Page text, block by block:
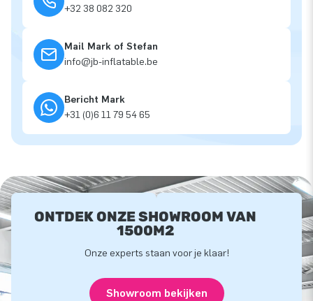
+32 38 082 320
Mail Mark of Stefan
info@jb-inflatable.be
Bericht Mark
+31 (0)6 11 79 54 65
ONTDEK ONZE SHOWROOM VAN
1500M2
Onze experts staan voor je klaar!
Showroom bekijken